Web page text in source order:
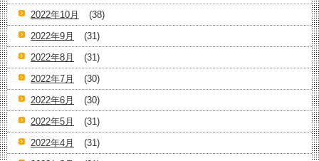
2022年10月
(38)
2022年9月
(31)
2022年8月
(31)
2022年7月
(30)
2022年6月
(30)
2022年5月
(31)
2022年4月
(31)